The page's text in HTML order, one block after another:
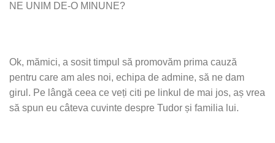
NE UNIM DE-O MINUNE?
Ok, mămici, a sosit timpul să promovăm prima cauză
pentru care am ales noi, echipa de admine, să ne dam
girul. Pe lângă ceea ce veți citi pe linkul de mai jos, aș vrea
să spun eu câteva cuvinte despre Tudor și familia lui.